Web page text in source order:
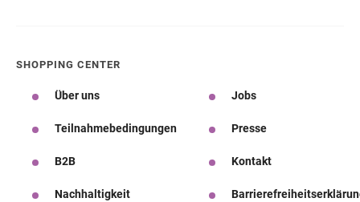
SHOPPING CENTER
Über uns Jobs
Teilnahmebedingungen Presse
B2B Kontakt
Nachhaltigkeit